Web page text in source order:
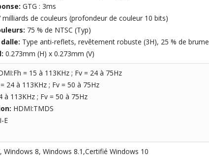
GTG : 3ms
milliards de couleurs (profondeur de couleur 10 bits)
75 % de NTSC (Typ)
Type anti-reflets, revêtement robuste (3H), 25 % de brume
0.273mm (H) x 0.273mm (V)
= 15 à 113KHz ; Fv = 24 à 75Hz
24 à 113KHz ; Fv = 50 à 75Hz
à 113KHz ; Fv = 50 à 75Hz
HDMI:TMDS
E
Windows 8, Windows 8.1,Certifié Windows 10